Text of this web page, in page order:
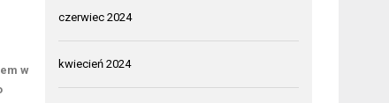
w
czerwiec 2024
kwiecień 2024